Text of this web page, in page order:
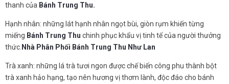
thanh của Bánh Trung Thu.
Hạnh nhân: những lát hạnh nhân ngọt bùi, giòn rụm khiến từng
miếng Bánh Trung Thu chinh phục khẩu vị tinh tế của người thưởng
thức. Nhà Phân Phối Bánh Trung Thu Như Lan
Trà xanh: những lá trà tươi ngon được chế biến công phu thành bột
trà xanh hảo hạng, tạo nên hương vị thơm lành, độc đáo cho bánh